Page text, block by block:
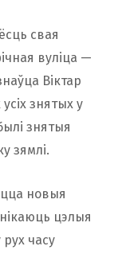
свая
вуліца —
Віктар
знятых у
знятыя
зямлі.
новыя
цэлыя
часу